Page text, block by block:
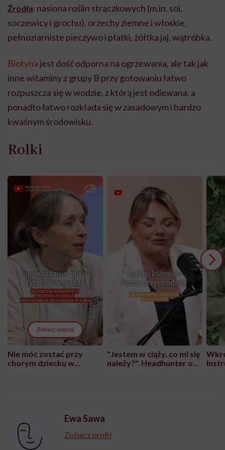
Źródła: nasiona roślin strączkowych (m.in. soi,
soczewicy i grochu), orzechy ziemne i włoskie,
pełnoziarniste pieczywo i płatki, żółtka jaj, wątróbka.
Biotynajest dość odporna na ogrzewania, ale tak jak
inne witaminy z grupy B przy gotowaniu łatwo
rozpuszcza się w wodzie, z którą jest odlewana, a
ponadto łatwo rozkłada się w zasadowym i bardzo
kwaśnym środowisku.
Rolki
Zobacz więcej
Nie móc zostać przy
chorym dziecku w
"Jestem w ciąży, co mi się
należy?". Headhunter o
Ewa Sawa
Zobacz profil